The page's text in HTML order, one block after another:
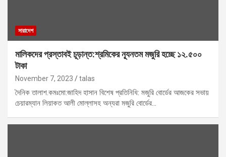
সারাদেশ
মালিকদের প্রস্তাবই চূড়ান্ত:শ্রমিকের ন্যূনতম মজুরি হচ্ছে ১২.৫০০
টাকা
November 7, 2023 talas
দৈনিক তালাশ.কমঃমো:জাহিদ হাসান বিশেষ প্রতিনিধি: মজুরি বোর্ডের আজকের সভায়
চেয়ারম্যান লিয়াকত আলী মোল্লাসহ অন্যরা মজুরি বোর্ডের…